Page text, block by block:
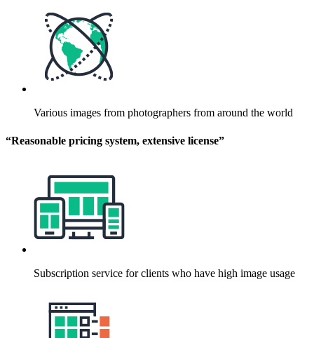
Various images from photographers from around the world
“Reasonable pricing system, extensive license”
Subscription service for clients who have high image usage